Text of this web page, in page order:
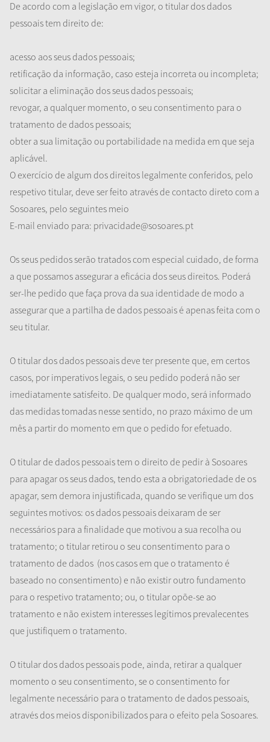
De acordo com a legislação em vigor, o titular dos dados
pessoais tem direito de:
acesso aos seus dados pessoais;
retificação da informação, caso esteja incorreta ou incompleta;
solicitar a eliminação dos seus dados pessoais;
revogar, a qualquer momento, o seu consentimento para o
tratamento de dados pessoais;
obter a sua limitação ou portabilidade na medida em que seja
aplicável.
O exercício de algum dos direitos legalmente conferidos, pelo
respetivo titular, deve ser feito através de contacto direto com a
Sosoares, pelo seguintes meio
E-mail enviado para: privacidade@sosoares.pt
Os seus pedidos serão tratados com especial cuidado, de forma
a que possamos assegurar a eficácia dos seus direitos. Poderá
ser-lhe pedido que faça prova da sua identidade de modo a
assegurar que a partilha de dados pessoais é apenas feita com o
seu titular.
O titular dos dados pessoais deve ter presente que, em certos
casos, por imperativos legais, o seu pedido poderá não ser
imediatamente satisfeito. De qualquer modo, será informado
das medidas tomadas nesse sentido, no prazo máximo de um
mês a partir do momento em que o pedido for efetuado.
O titular de dados pessoais tem o direito de pedir à Sosoares
para apagar os seus dados, tendo esta a obrigatoriedade de os
apagar, sem demora injustificada, quando se verifique um dos
seguintes motivos: os dados pessoais deixaram de ser
necessários para a finalidade que motivou a sua recolha ou
tratamento; o titular retirou o seu consentimento para o
tratamento de dados (nos casos em que o tratamento é
baseado no consentimento) e não existir outro fundamento
para o respetivo tratamento; ou, o titular opõe-se ao
tratamento e não existem interesses legítimos prevalecentes
que justifiquem o tratamento.
O titular dos dados pessoais pode, ainda, retirar a qualquer
momento o seu consentimento, se o consentimento for
legalmente necessário para o tratamento de dados pessoais,
através dos meios disponibilizados para o efeito pela Sosoares.